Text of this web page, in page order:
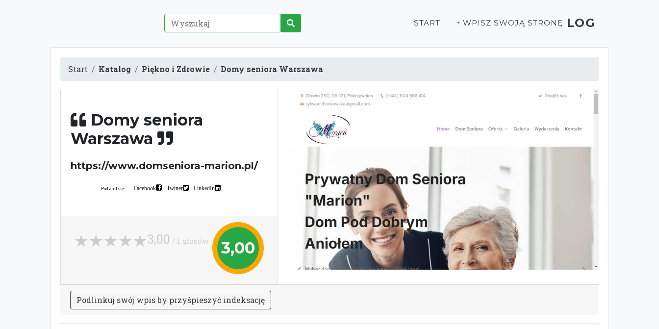
START + WPISZ SWOJĄ STRONĘ LOG
Start Katalog Piękno i Zdrowie Domy seniora Warszawa
Domy seniora
Warszawa
https://www.domseniora-marion.pl/
Podziel się: Facebook Twitter LinkedIn
3,00
3,00 / 1 głosów
Podlinkuj swój wpisby przyśpieszyć indeksację